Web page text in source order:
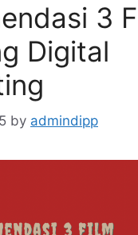
3
Digital
by admindipp